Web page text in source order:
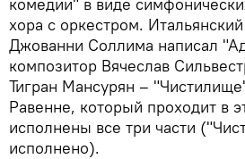
хора с оркестром.
Джованни Соллима написал
композитор Вячеслав
Тигран Мансурян –
Равенне, который проходит в
исполнены все три части
исполнено).